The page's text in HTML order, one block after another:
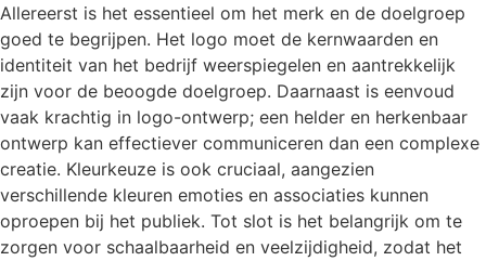
Allereerst is het essentieel om het merk en de doelgroep
goed te begrijpen. Het logo moet de kernwaarden en
identiteit van het bedrijf weerspiegelen en aantrekkelijk
zijn voor de beoogde doelgroep. Daarnaast is eenvoud
vaak krachtig in logo-ontwerp; een helder en herkenbaar
ontwerp kan effectiever communiceren dan een complexe
creatie. Kleurkeuze is ook cruciaal, aangezien
verschillende kleuren emoties en associaties kunnen
oproepen bij het publiek. Tot slot is het belangrijk om te
zorgen voor schaalbaarheid en veelzijdigheid, zodat het